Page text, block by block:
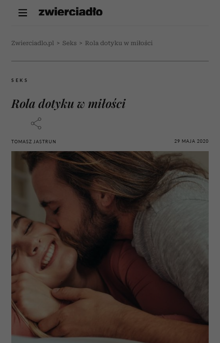
Zwierciadlo.pl > Seks > Rola dotyku w miłości
SEKS
Rola dotyku w miłości
TOMASZ JASTRUN 29 MAJA 2020